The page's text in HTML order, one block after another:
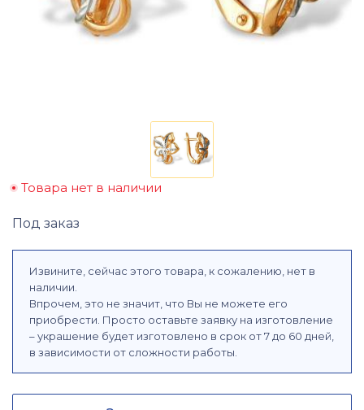
Товара нет в наличии
Под заказ
Извините, сейчас этого товара, к сожалению, нет в
наличии.
Впрочем, это не значит, что Вы не можете его
приобрести. Просто оставьте заявку на изготовление
– украшение будет изготовлено в срок от 7 до 60 дней,
в зависимости от сложности работы.